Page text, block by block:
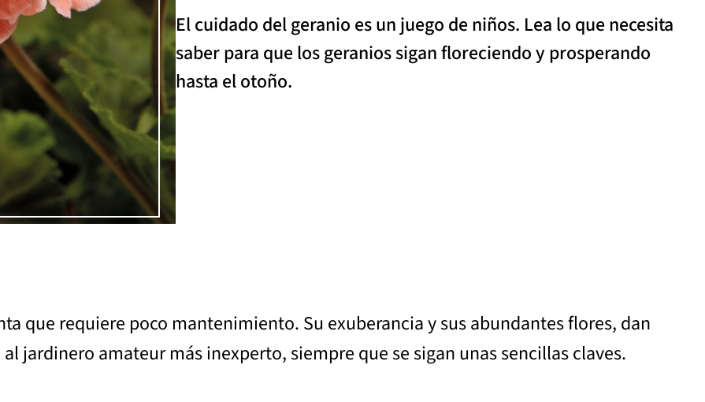
El cuidado del geranio es un juego de niños. Lea lo que necesita
saber para que los geranios sigan floreciendo y prosperando
hasta el otoño.
que requiere poco mantenimiento. Su exuberancia y sus abundantes flores, dan
jardinero amateur más inexperto, siempre que se sigan unas sencillas claves.